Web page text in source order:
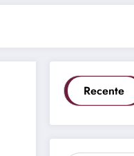
Recente